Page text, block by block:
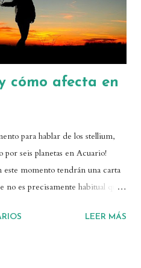
cómo afecta en
para hablar de los stellium,
por seis planetas en Acuario!
momento tendrán una carta
no es precisamente habitual que
de planetas, es posible que
LEER MÁS